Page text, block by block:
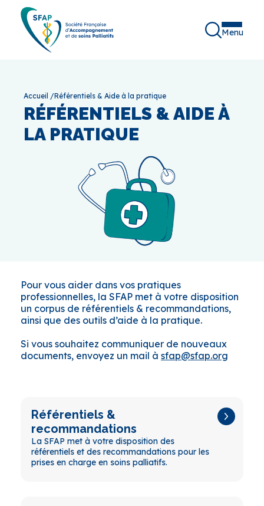
Menu
Accueil /Référentiels & Aide à la pratique
RÉFÉRENTIELS & AIDE À
LA PRATIQUE
Pour vous aider dans vos pratiques
professionnelles, la SFAP met à votre disposition
un corpus de référentiels & recommandations,
ainsi que des outils d’aide à la pratique.
Si vous souhaitez communiquer de nouveaux
documents, envoyez un mail à sfap@sfap.org
Référentiels &
recommandations
La SFAP met à votre disposition des
référentiels et des recommandations pour les
prises en charge en soins palliatifs.